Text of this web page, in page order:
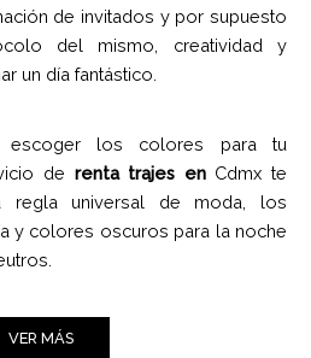
de invitados y por supuesto
del mismo, creatividad y
un día fantástico.
escoger los colores para tu
de renta trajes en Cdmx te
regla universal de moda, los
y colores oscuros para la noche
VER MÁS